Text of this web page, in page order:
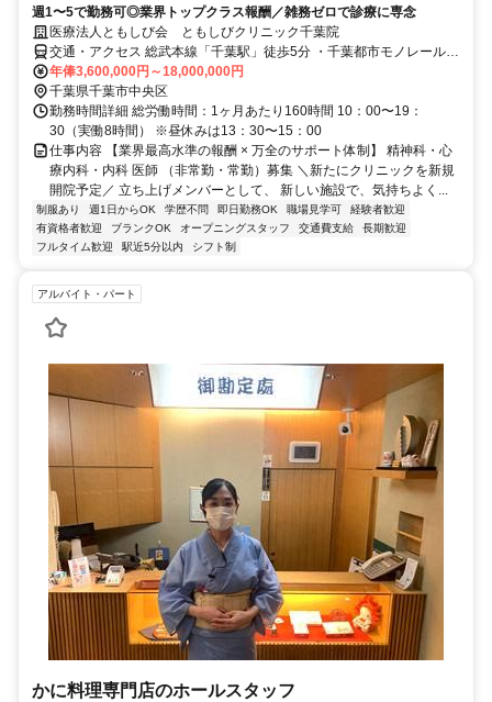
週1〜5で勤務可◎業界トップクラス報酬／雑務ゼロで診療に専念
医療法人ともしび会 ともしびクリニック千葉院
交通・アクセス 総武本線「千葉駅」徒歩5分 ・千葉都市モノレール
「栄町駅」徒歩4分、「千葉駅」徒歩7分
年俸3,600,000円～18,000,000円
千葉県千葉市中央区
勤務時間詳細 総労働時間：1ヶ月あたり160時間 10：00〜19：
30（実働8時間） ※昼休みは13：30〜15：00
仕事内容 【業界最高水準の報酬 × 万全のサポート体制】 精神科・心
療内科・内科 医師 （非常勤・常勤）募集 ＼新たにクリニックを新規
開院予定／ 立ち上げメンバーとして、 新しい施設で、気持ちよく...
制服あり 週1日からOK 学歴不問 即日勤務OK 職場見学可
経験者歓迎
有資格者歓迎
ブランクOK オープニングスタッフ 交通費支給
長期歓迎
フルタイム歓迎
駅近5分以内 シフト制
アルバイト・パート
かに料理専門店のホールスタッフ